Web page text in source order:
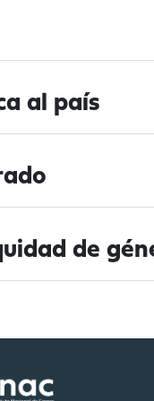
al país
de